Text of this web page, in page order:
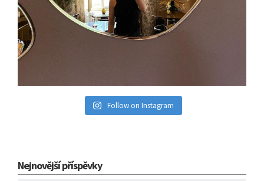
Follow on Instagram
Nejnovější příspěvky